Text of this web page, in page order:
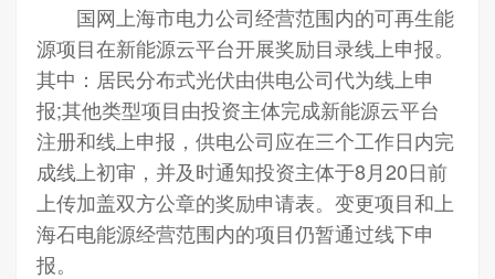
国网上海市电力公司经营范围内的可再生能
源项目在新能源云平台开展奖励目录线上申报。
其中：居民分布式光伏由供电公司代为线上申
报;其他类型项目由投资主体完成新能源云平台
注册和线上申报，供电公司应在三个工作日内完
成线上初审，并及时通知投资主体于8月20日前
上传加盖双方公章的奖励申请表。变更项目和上
海石电能源经营范围内的项目仍暂通过线下申
报。